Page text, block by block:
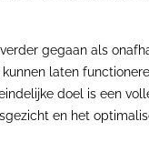
gegaan als
laten
doel is een
en het